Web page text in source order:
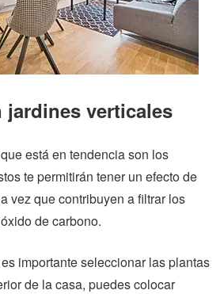
jardines verticales
está en tendencia son los
te permitirán tener un efecto de
vez que contribuyen a filtrar los
de carbono.
importante seleccionar las plantas
de la casa, puedes colocar